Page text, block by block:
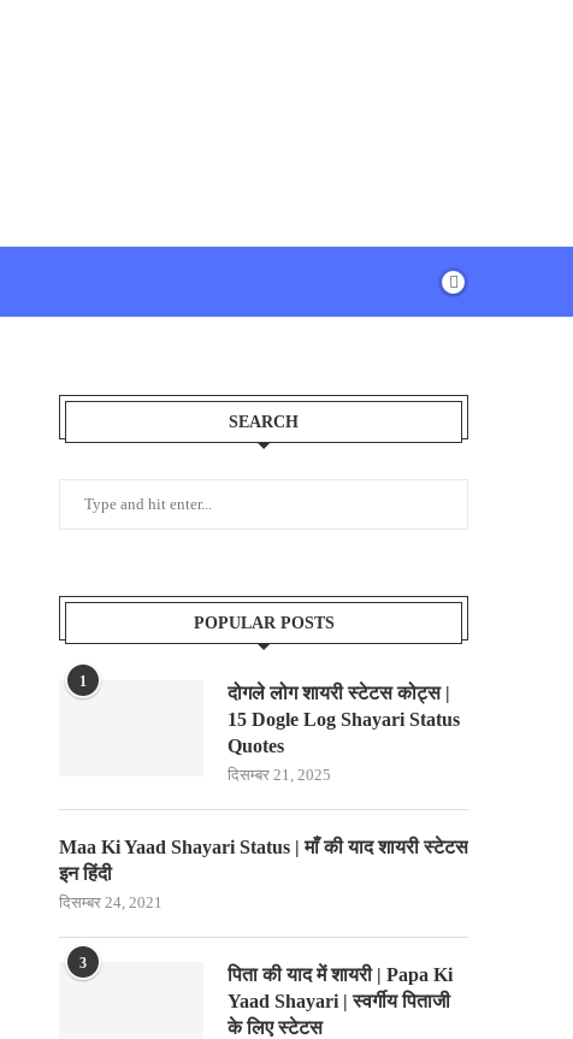
SEARCH
POPULAR POSTS
1
दोगले लोग शायरी स्टेटस कोट्स |
15 Dogle Log Shayari Status
Quotes
दिसम्बर 21, 2025
Maa Ki Yaad Shayari Status | माँ की याद शायरी स्टेटस
इन हिंदी
दिसम्बर 24, 2021
3
पिता की याद में शायरी | Papa Ki
Yaad Shayari | स्वर्गीय पिताजी
के लिए स्टेटस